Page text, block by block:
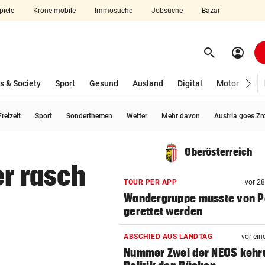
Krone mobile Immosuche Jobsuche Bazar
aufklappen search Suchen
account_circle
& Society Sport Gesund Ausland Digital Motor
Sport Sonderthemen Wetter Mehr davon Austria goes
rasch
Oberösterreich
TOUR PER APP vor
Wandergruppe musste von
gerettet werden
ABSCHIED AUS LANDTAG vor
Nummer Zwei der NEOS